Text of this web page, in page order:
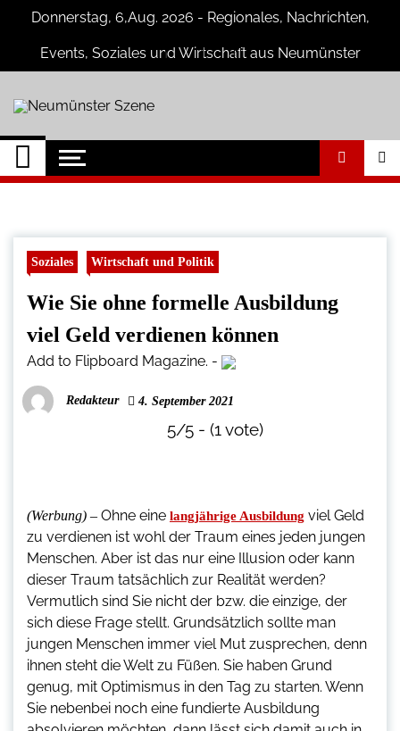
content
Donnerstag, 6,Aug. 2026 - Regionales, Nachrichten,
Events, Soziales und Wirtschaft aus Neumünster
Neumünster Szene
Neuigkeiten und Nachrichten aus
Neumünster und Umgebung
Soziales Wirtschaft und Politik
Wie Sie ohne formelle Ausbildung
viel Geld verdienen können
Add to Flipboard Magazine. -
Redakteur 4. September 2021
5/5 - (1 vote)
(Werbung) – Ohne eine langjährige Ausbildung viel Geld
zu verdienen ist wohl der Traum eines jeden jungen
Menschen. Aber ist das nur eine Illusion oder kann
dieser Traum tatsächlich zur Realität werden?
Vermutlich sind Sie nicht der bzw. die einzige, der
sich diese Frage stellt. Grundsätzlich sollte man
jungen Menschen immer viel Mut zusprechen, denn
ihnen steht die Welt zu Füßen. Sie haben Grund
genug, mit Optimismus in den Tag zu starten. Wenn
Sie nebenbei noch eine fundierte Ausbildung